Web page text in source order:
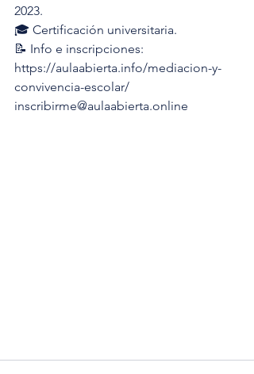
2023.
🎓 Certificación universitaria.
📝 Info e inscripciones:
https://aulaabierta.info/mediacion-y-
convivencia-escolar/
inscribirme@aulaabierta.online